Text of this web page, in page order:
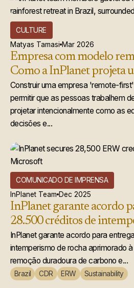
CULTURE
Matyas Tamasi Mar 2026
Empresa com modelo
Como a InPlanet projeta
que realmente funciona
Construir uma empresa 'remote-
permitir que as pessoas trabalhem
projetar intencionalmente como as
decisões e...
COMUNICADO DE IMPRENSA
InPlanet Team Dec 2025
InPlanet garante acordo
28.500 créditos de
acelerado à Microsoft
InPlanet garante acordo para
intemperismo de rocha aprimorado
remoção duradoura de carbono e...
Brazil CDR ERW Sustainability